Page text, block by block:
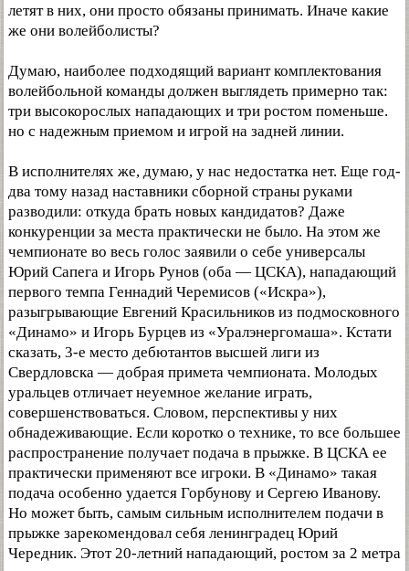
летят в них, они просто обязаны принимать. Иначе какие
же они волейболисты?
Думаю, наиболее подходящий вариант комплектования
волейбольной команды должен выглядеть примерно так:
три высокорослых нападающих и три ростом поменьше.
но с надежным приемом и игрой на задней линии.
В исполнителях же, думаю, у нас недостатка нет. Еще год-
два тому назад наставники сборной страны руками
разводили: откуда брать новых кандидатов? Даже
конкуренции за места практически не было. На этом же
чемпионате во весь голос заявили о себе универсалы
Юрий Сапега и Игорь Рунов (оба — ЦСКА), нападающий
первого темпа Геннадий Черемисов («Искра»),
разыгрывающие Евгений Красильников из подмосковного
«Динамо» и Игорь Бурцев из «Уралэнергомаша». Кстати
сказать, 3-е место дебютантов высшей лиги из
Свердловска — добрая примета чемпионата. Молодых
уральцев отличает неуемное желание играть,
совершенствоваться. Словом, перспективы у них
обнадеживающие. Если коротко о технике, то все большее
распространение получает подача в прыжке. В ЦСКА ее
практически применяют все игроки. В «Динамо» такая
подача особенно удается Горбунову и Сергею Иванову.
Но может быть, самым сильным исполнителем подачи в
прыжке зарекомендовал себя ленинградец Юрий
Чередник. Этот 20-летний нападающий, ростом за 2 метра